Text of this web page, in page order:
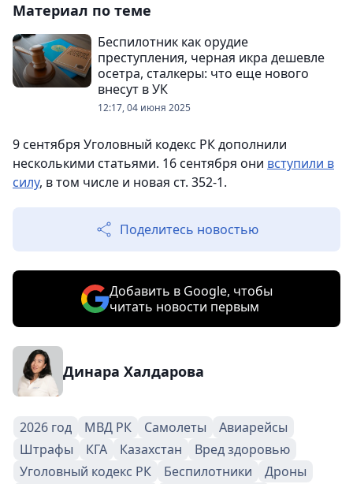
Материал по теме
Беспилотник как орудие
преступления, черная икра дешевле
осетра, сталкеры: что еще нового
внесут в УК
12:17, 04 июня 2025
9 сентября Уголовный кодекс РК дополнили
несколькими статьями. 16 сентября они вступили в
силу, в том числе и новая ст. 352-1.
Поделитесь новостью
Добавить в Google, чтобы
читать новости первым
Динара Халдарова
2026 год МВД РК Самолеты
Авиарейсы
Штрафы
КГА Казахстан
Вред здоровью
Уголовный кодекс РК
Беспилотники
Дроны